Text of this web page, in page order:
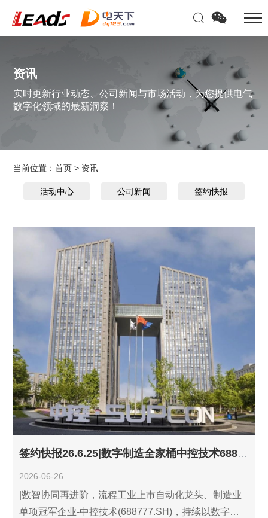
资讯
实时更新行业动态、公司新闻与市场活动，为您提供电气
数字化领域的最新洞察！
当前位置：首页 > 资讯
活动中心 公司新闻 签约快报
签约快报26.6.25|数字制造全家桶中控技术688777.SH(旗下中控西子和中控系统工程)续约利驰D-Hub识图报价设计三件套,解锁智慧标书等高阶能力!
2026-06-26
|数智协同再进阶，流程工业上市自动化龙头、制造业
单项冠军企业-中控技术(688777.SH)，持续以数字技